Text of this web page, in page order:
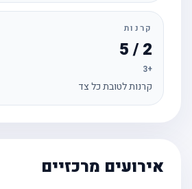
קרנות
קרנות לטובת כל צד
אירועים מרכזיים